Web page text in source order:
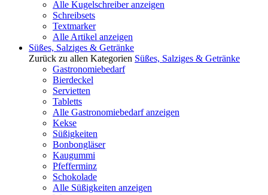
Alle Kugelschreiber anzeigen
Schreibsets
Textmarker
Alle Artikel anzeigen
Süßes, Salziges & Getränke
Zurück zu allen Kategorien Süßes, Salziges & Getränke
Gastronomiebedarf
Bierdeckel
Servietten
Tabletts
Alle Gastronomiebedarf anzeigen
Kekse
Süßigkeiten
Bonbongläser
Kaugummi
Pfefferminz
Schokolade
Alle Süßigkeiten anzeigen